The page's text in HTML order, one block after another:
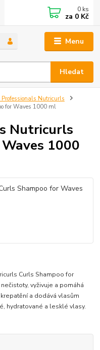
Menu
Hledat
0 ks
za 0 Kč
Nutricurls
for Waves 1000 ml
Nutricurls
1000
Curls Shampoo for
vyživuje a pomáhá
a dodává vlasům
hydratované a lesklé vlasy.